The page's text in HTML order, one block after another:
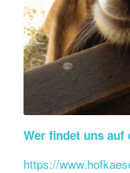
Wer findet uns auf
https://